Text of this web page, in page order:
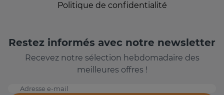
Politique de confidentialité
Restez informés avec notre newsletter
Recevez notre sélection hebdomadaire des
meilleures offres !
Adresse e-mail